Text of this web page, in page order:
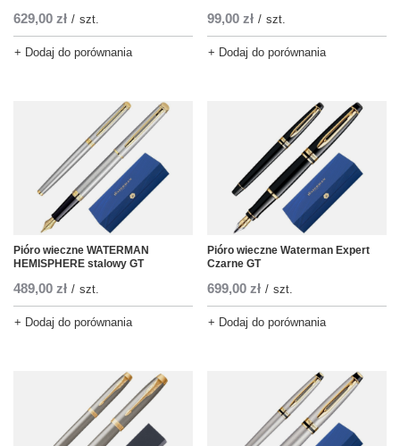
629,00 zł / szt.
+ Dodaj do porównania
99,00 zł / szt.
+ Dodaj do porównania
Pióro wieczne WATERMAN
HEMISPHERE stalowy GT
489,00 zł / szt.
+ Dodaj do porównania
Pióro wieczne Waterman Expert
Czarne GT
699,00 zł / szt.
+ Dodaj do porównania